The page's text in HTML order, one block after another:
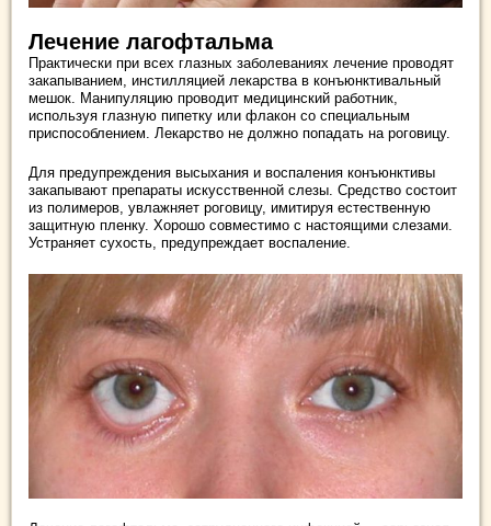
Лечение лагофтальма
Практически при всех глазных заболеваниях лечение проводят
закапыванием, инстилляцией лекарства в конъюнктивальный
мешок. Манипуляцию проводит медицинский работник,
используя глазную пипетку или флакон со специальным
приспособлением. Лекарство не должно попадать на роговицу.
Для предупреждения высыхания и воспаления конъюнктивы
закапывают препараты искусственной слезы. Средство состоит
из полимеров, увлажняет роговицу, имитируя естественную
защитную пленку. Хорошо совместимо с настоящими слезами.
Устраняет сухость, предупреждает воспаление.